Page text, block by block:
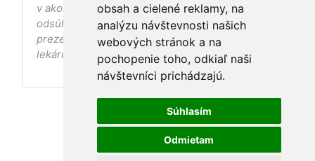
obsah a cielené reklamy, na
analýzu návštevnosti našich
webových stránok a na
pochopenie toho, odkiaľ naši
návštevníci prichádzajú.
Súhlasím
Odmietam
v akomkoľvek štádiu tehotenstva. Bez
odsúhlasenia postupov a odporúčaní
prezentovaných na stránke Vaším ošetrujúcim
lekárom tieto postupy a odporúčania neaplikujte.